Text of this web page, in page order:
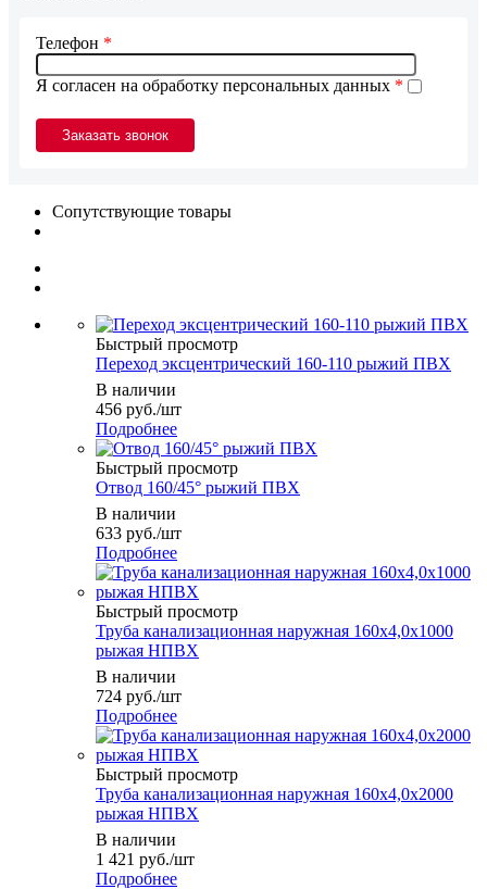
Я согласен на обработку персональных данных *
Телефон *
Сопутствующие товары
Быстрый просмотр
Переход эксцентрический 160-110 рыжий ПВХ
В наличии
456 руб./шт
Подробнее
Быстрый просмотр
Отвод 160/45° рыжий ПВХ
В наличии
633 руб./шт
Подробнее
Быстрый просмотр
Труба канализационная наружная 160х4,0х1000
рыжая НПВХ
В наличии
724 руб./шт
Подробнее
Быстрый просмотр
Труба канализационная наружная 160х4,0х2000
рыжая НПВХ
В наличии
1 421 руб./шт
Подробнее